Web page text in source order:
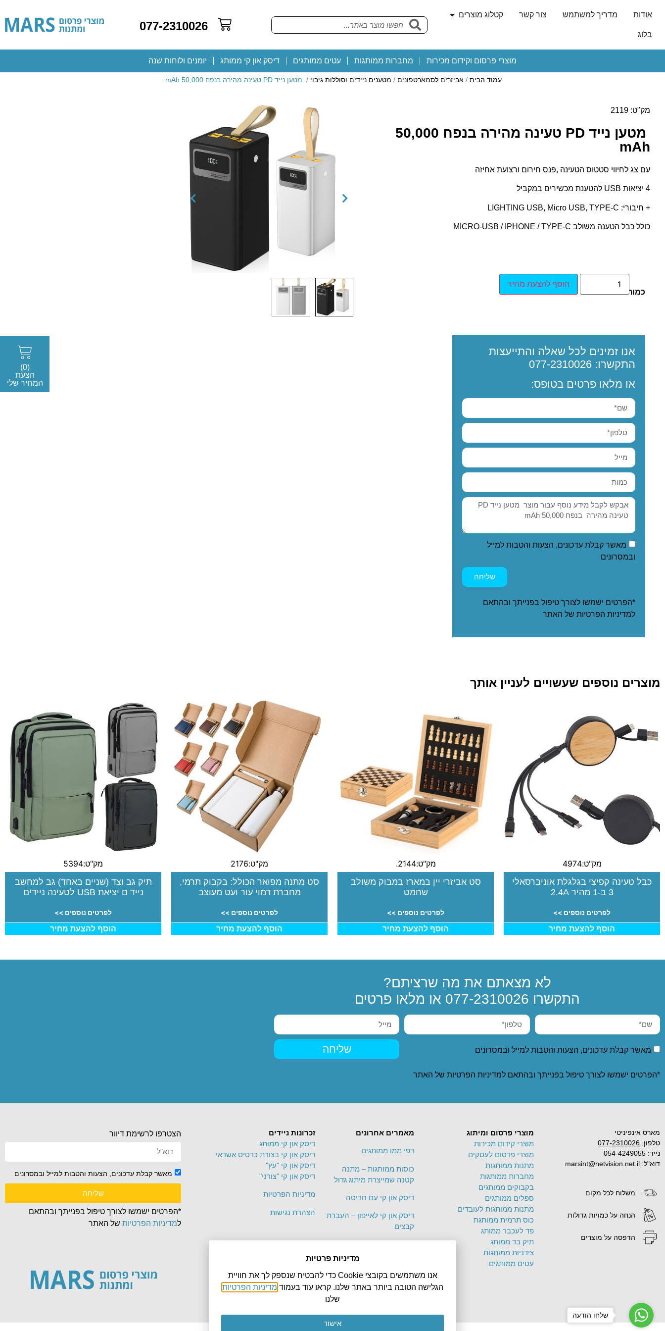
אודות מדריך למשתמש צור קשר קטלוג מוצרים
בלוג
077-2310026
מוצרי פרסום וקידום מכירות מחברות ממותגות עטים ממותגים דיסק און קי ממותג יומנים ולוחות שנה
עמוד הבית / אביזרים לסמארטפונים / מטענים ניידים וסוללות גיבוי / מטען נייד PD טעינה מהירה בנפח 50,000 mAh
מק"ט: 2119
מטען נייד PD טעינה מהירה בנפח 50,000
mAh
עם צג לחיווי סטטוס הטעינה ,פנס חירום ורצועת אחיזה
4 יציאות USB להטענת מכשירים במקביל
+ חיבורי: LIGHTING USB, Micro USB, TYPE-C
כולל כבל הטענה משולב MICRO-USB / IPHONE / TYPE-C
כמות:
הוסף להצעת מחיר
אנו זמינים לכל שאלה והתייעצות
התקשרו: 077-2310026
או מלאו פרטים בטופס:
מאשר קבלת עדכונים, הצעות והטבות למייל
ובמסרונים
שליחה
*הפרטים ישמשו לצורך טיפול בפנייתך ובהתאם
למדיניות הפרטיות של האתר
מוצרים נוספים שעשויים לעניין אותך
מק"ט:4974
כבל טעינה קפיצי בגלגלת אוניברסאלי
3 ב-1 מהיר 2.4A
לפרטים נוספים >>
הוסף להצעת מחיר
מק"ט:2144.
סט אביזרי יין במארז במבוק משולב
שחמט
לפרטים נוספים >>
הוסף להצעת מחיר
מק"ט:2176
סט מתנה מפואר הכולל: בקבוק תרמי,
מחברת דמוי עור ועט מעוצב
לפרטים נוספים >>
הוסף להצעת מחיר
מק"ט:5394
תיק גב וצד (שניים באחד) גב למחשב
נייד ם יציאת USB לטעינה ניידים
לפרטים נוספים >>
הוסף להצעת מחיר
לא מצאתם את מה שרציתם?
התקשרו 077-2310026 או מלאו פרטים
מאשר קבלת עדכונים, הצעות והטבות למייל ובמסרונים שליחה
*הפרטים ישמשו לצורך טיפול בפנייתך ובהתאם למדיניות הפרטיות של האתר
מארס אינפיניטי
טלפון: 077-2310026
נייד: 054-4249055
דוא"ל: marsint@netvision.net.il
משלוח לכל מקום
הנחה על כמויות גדולות
הדפסה על מוצרים
מוצרי פרסום ומיתוג
מוצרי קידום מכירות
מוצרי פרסום לעסקים
מתנות ממותגות
מחברות ממותגות
בקבוקים ממותגים
ספלים ממותגים
מתנות ממותגות לעובדים
כוס תרמית ממותגת
פד לעכבר ממותג
תיק בד ממותג
צידניות ממותגות
עטים ממותגים
מאמרים אחרונים
דפי ממו ממותגים
כוסות ממותגות – מתנה
קטנה שמייצרת מיתוג גדול
דיסק און קי עם חריטה
דיסק און קי לאייפון – העברת
קבצים
קד"מ ואיך להימנע מהן
זכרונות ניידים
דיסק און קי ממותג
דיסק און קי בצורת כרטיס אשראי
דיסק און קי "עץ"
דיסק און קי "צורני"
מדיניות הפרטיות
הצהרת נגישות
הצטרפו לרשימת דיוור
מאשר קבלת עדכונים, הצעות והטבות למייל ובמסרונים
שליחה
*הפרטים ישמשו לצורך טיפול בפנייתך ובהתאם
למדיניות הפרטיותשל האתר
(0)
הצעת
המחיר שלי
שלחו הודעה
מדיניות פרטיות
אנו משתמשים בקובצי Cookie כדי להבטיח שנספק לך את חוויית
הגלישה הטובה ביותר באתר שלנו. קראו עוד בעמוד מדיניות הפרטיות
שלנו
אישור